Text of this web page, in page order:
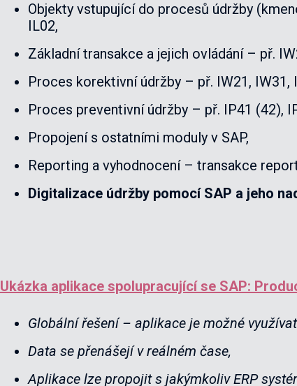
Objekty vstupující do procesů údržby
IL02,
Základní transakce a jejich ovládání – př.
Proces korektivní údržby – př. IW21, IW31,
Proces preventivní údržby – př. IP41 (42),
Propojení s ostatními moduly v SAP,
Reporting a vyhodnocení – transakce
Digitalizace údržby pomocí SAP a jeho
Ukázka aplikace spolupracující se SAP:
Globální řešení – aplikace je možné
Data se přenášejí v reálném čase,
Aplikace lze propojit s jakýmkoliv ERP